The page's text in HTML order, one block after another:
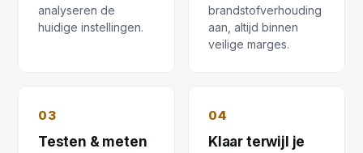
analyseren de
huidige instellingen.
brandstofverhouding
aan, altijd binnen
veilige marges.
03
Testen & meten
04
Klaar terwijl je